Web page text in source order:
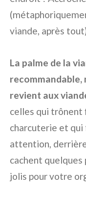
viande, après
La palme de la
recommandable,
revient aux
celles qui trônent
charcuterie et qui
attention,
cachent
jolis pour votre